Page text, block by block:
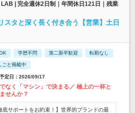
| 完全週休2日制｜年間休日121日｜残業
タと深く長く付き合う【営業】土日
学歴不問 第二新卒歓迎 転勤なし
ごと掲載中
定日：2026/09/17
なく「マシン」で決まる／ 極上の一杯と
せんか？
底サポートをお約束！】世界的ブランドの最